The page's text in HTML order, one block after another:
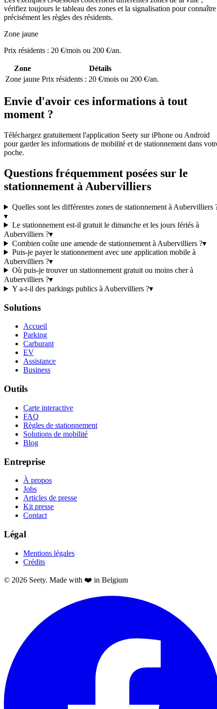
vérifiez toujours le tableau des zones et la signalisation pour connaître
précisément les règles des résidents.
Zone jaune
Prix résidents : 20 €/mois ou 200 €/an.
Zone
Détails
Zone jaune Prix résidents : 20 €/mois ou 200 €/an.
Envie d'avoir ces informations à tout
moment ?
Téléchargez gratuitement l'application Seety sur iPhone ou Android
pour garder les informations de mobilité et de stationnement dans
poche.
Questions fréquemment posées sur le
stationnement à Aubervilliers
Quelles sont les différentes zones de stationnement à Aubervilliers
▾
Le stationnement est-il gratuit le dimanche et les jours fériés à
Aubervilliers ?▾
Combien coûte une amende de stationnement à Aubervilliers ?▾
Puis-je payer le stationnement avec une application mobile à
Aubervilliers ?▾
Où puis-je trouver un stationnement gratuit ou moins cher à
Aubervilliers ?▾
Y a-t-il des parkings publics à Aubervilliers ?▾
Solutions
Accueil
Parking
Carburant
EV
Assistance
Business
Outils
Carte interactive
FAQ
Règles de stationnement
Solutions de mobilité
Blog
Entreprise
À propos
Jobs
Articles de presse
Kit presse
Contact
Légal
Mentions légales
Crédits
© 2026 Seety. Made with ❤️ in Belgium